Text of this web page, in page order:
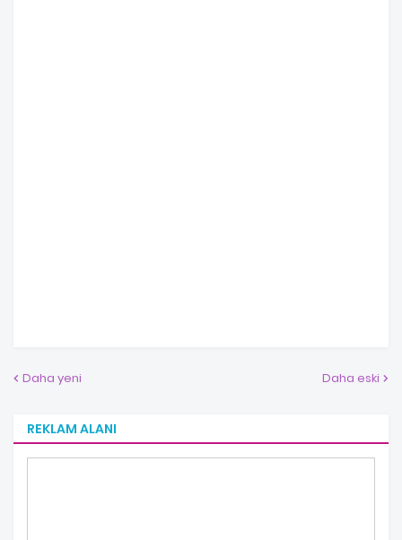
Daha yeni Daha eski
REKLAM ALANI